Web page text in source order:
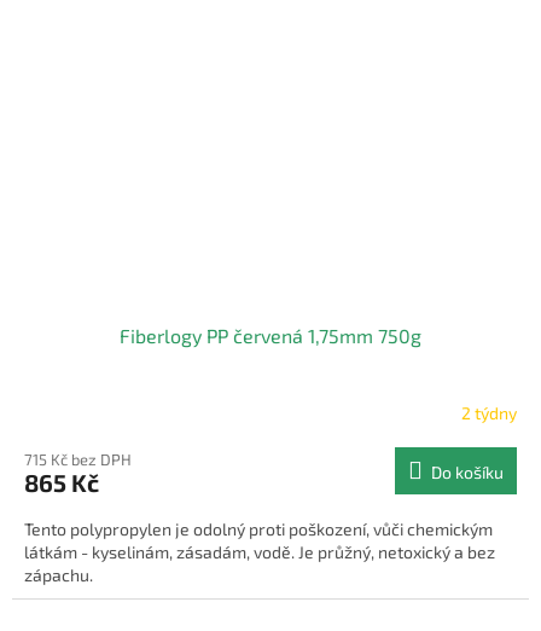
Fiberlogy PP červená 1,75mm 750g
2 týdny
715 Kč bez DPH
865 Kč Do košíku
Tento polypropylen je odolný proti poškození, vůči chemickým
látkám - kyselinám, zásadám, vodě. Je průžný, netoxický a bez
zápachu.